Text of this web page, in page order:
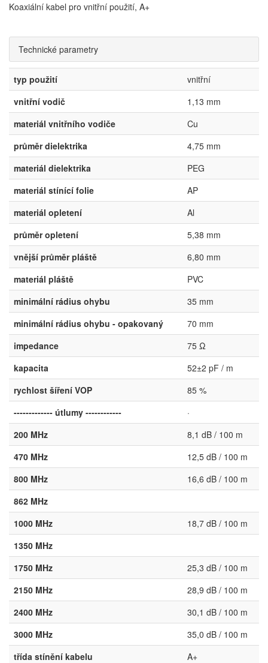
Koaxiální kabel pro vnitřní použití, A+
Technické parametry
typ použití
vnitřní
vnitřní vodič
1,13 mm
materiál vnitřního vodiče
Cu
průměr dielektrika
4,75 mm
materiál dielektrika
PEG
materiál stínící folie
AP
materiál opletení
Al
průměr opletení
5,38 mm
vnější průměr pláště
6,80 mm
materiál pláště
PVC
minimální rádius ohybu
35 mm
minimální rádius ohybu - opakovaný
70 mm
impedance
75 Ω
kapacita
52±2 pF / m
rychlost šíření VOP
85 %
------------- útlumy ------------
·
200 MHz
8,1 dB / 100 m
470 MHz
12,5 dB / 100 m
800 MHz
16,6 dB / 100 m
862 MHz
1000 MHz
18,7 dB / 100 m
1350 MHz
1750 MHz
25,3 dB / 100 m
2150 MHz
28,9 dB / 100 m
2400 MHz
30,1 dB / 100 m
3000 MHz
35,0 dB / 100 m
třída stínění kabelu
A+